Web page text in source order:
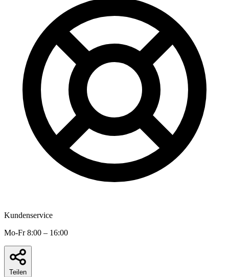
Kundenservice
Mo-Fr 8:00 – 16:00
Teilen